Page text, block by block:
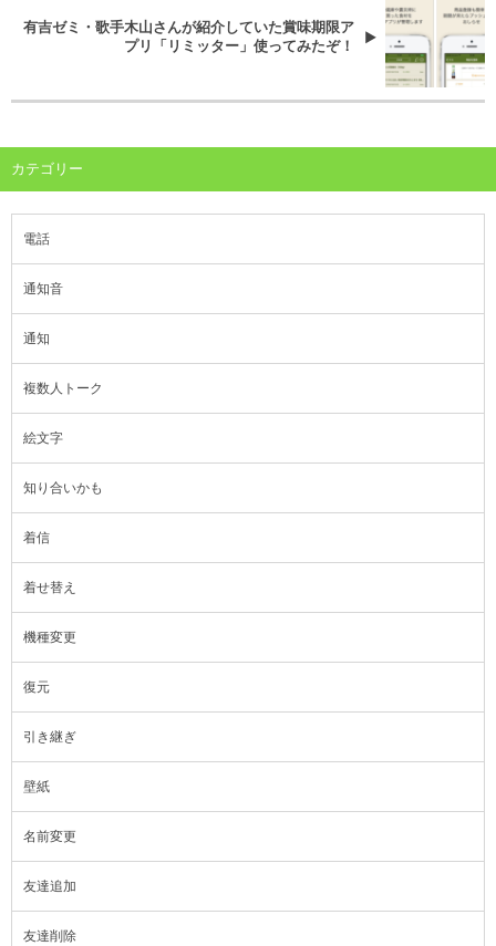
有吉ゼミ・歌手木山さんが紹介していた賞味期限ア
プリ「リミッター」使ってみたぞ！
カテゴリー
電話
通知音
通知
複数人トーク
絵文字
知り合いかも
着信
着せ替え
機種変更
復元
引き継ぎ
壁紙
名前変更
友達追加
友達削除